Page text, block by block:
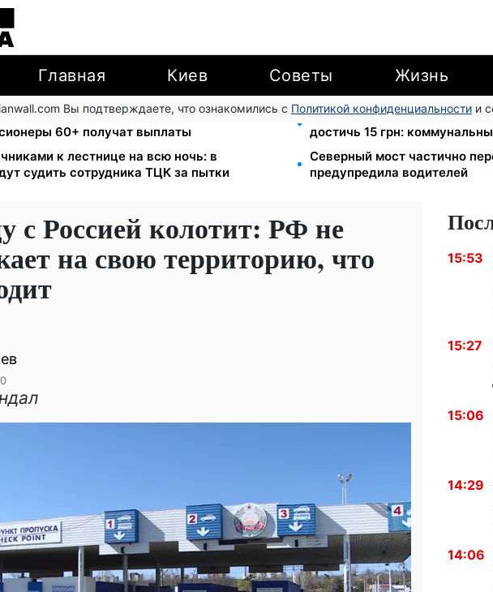
Главная Киев Советы Жизнь
Вы подтверждаете, что ознакомились с Политикой конфиденциальности и
от фонда США: люди с инвалидностью I-
60+ получат выплаты
Тарифы на воду взлетели до
достичь 15 грн:
к лестнице на всю ночь: в
судить сотрудника ТЦК за пытки
Северный мост частично
предупредила водителей
с Россией колотит: РФ не
на свою территорию, что 15:53
15:27
15:06
14:29
14:06